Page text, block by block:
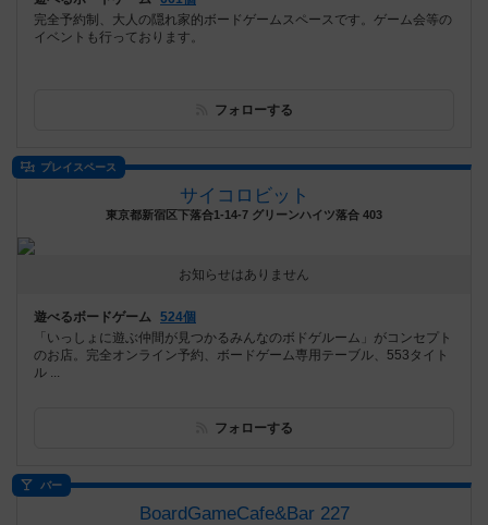
完全予約制、大人の隠れ家的ボードゲームスペースです。ゲーム会等の
イベントも行っております。
フォローする
プレイスペース
サイコロビット
東京都新宿区下落合1-14-7 グリーンハイツ落合 403
お知らせはありません
遊べるボードゲーム 524個
「いっしょに遊ぶ仲間が見つかるみんなのボドゲルーム」がコンセプト
のお店。完全オンライン予約、ボードゲーム専用テーブル、553タイト
ル ...
フォローする
バー
BoardGameCafe&Bar 227